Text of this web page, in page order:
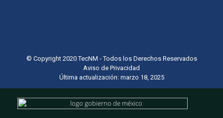
© Copyright 2020 TecNM - Todos los Derechos Reservados
Aviso de Privacidad
Última actualización: marzo 18, 2025